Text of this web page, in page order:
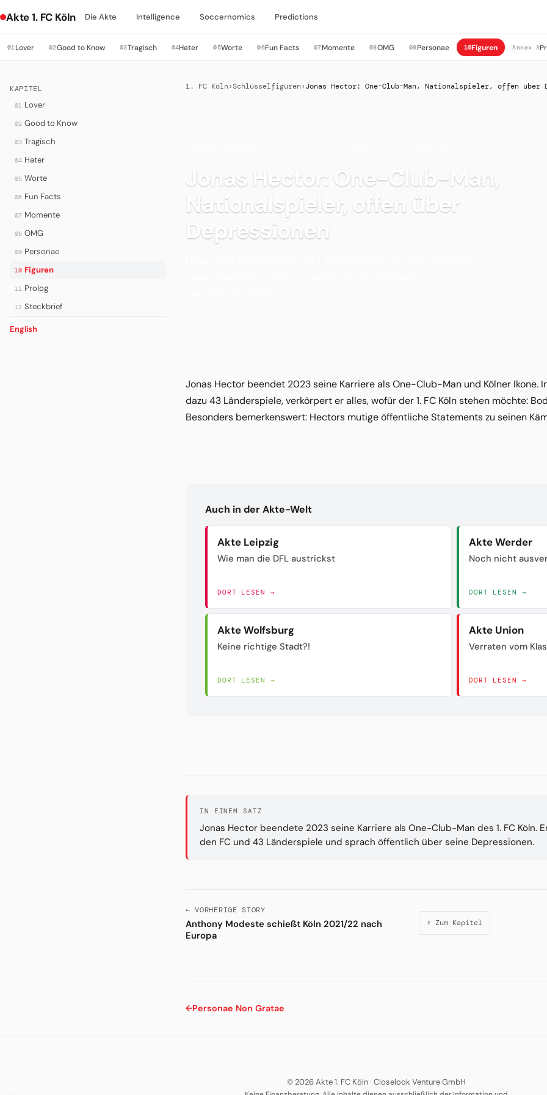
Akte 1. FC Köln Die Akte Intelligence Soccernomics Predictions
01Lover 02Good to Know 03Tragisch 04Hater 05Worte 06Fun Facts 07Momente 08OMG 09Personae 10Figuren Annex A
KAPITEL
01 Lover
02 Good to Know
03 Tragisch
04 Hater
05 Worte
06 Fun Facts
07 Momente
08 OMG
09 Personae
10 Figuren
11 Prolog
12 Steckbrief
English
1. FC Köln› Schlüsselfiguren› Jonas Hector: One-Club-Man, Nationalspieler, offen über
Jonas Hector: One-Club-Man,
Nationalspieler, offen über
Depressionen
Jonas Hector beendet 2023 seine Karriere als One-Club-Man und Kölner Ikone.
dazu 43 Länderspiele, verkörpert er alles, wofür der 1. FC Köln stehen möchte:
Besonders bemerkenswert: Hectors mutige öffentliche Statements zu seinen
Auch in der Akte-Welt
Akte Leipzig
Wie man die DFL austrickst
DORT LESEN →
Akte Werder
Noch nicht
DORT LESEN →
Akte Wolfsburg
Keine richtige Stadt?!
DORT LESEN →
Akte Union
Verraten vom
DORT LESEN →
IN EINEM SATZ
Jonas Hector beendete 2023 seine Karriere als One-Club-Man des 1. FC
den FC und 43 Länderspiele und sprach öffentlich über seine Depressionen.
← VORHERIGE STORY
Anthony Modeste schießt Köln 2021/22 nach
Europa
↑ Zum Kapitel
←Personae Non Gratae
© 2026 Akte 1. FC Köln· Closelook Venture GmbH